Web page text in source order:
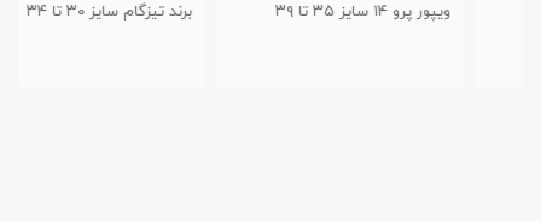
ویپور پرو ۱۴ سایز ۳۵ تا ۳۹
برند تیزگام سایز ۳۰ تا ۳۴